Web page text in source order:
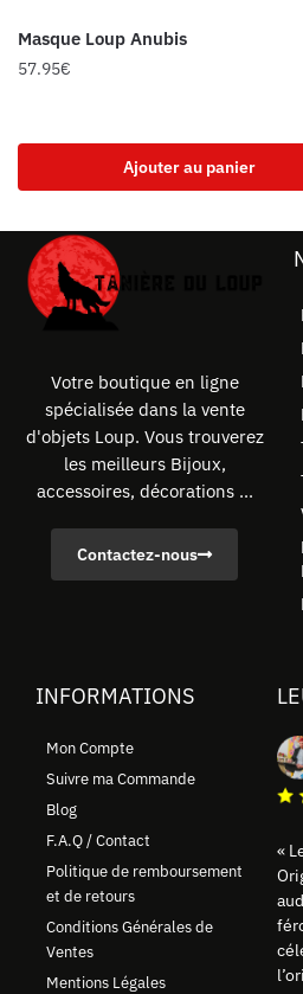
Masque Loup Anubis
57.95€
Ajouter au panier
Votre boutique en ligne
spécialisée dans la vente
d'objets Loup. Vous trouverez
les meilleurs Bijoux,
accessoires, décorations ...
Contactez-nous
INFORMATIONS
Mon Compte
Suivre ma Commande
Blog
F.A.Q / Contact
Politique de remboursement
et de retours
Conditions Générales de
Ventes
Mentions Légales
«